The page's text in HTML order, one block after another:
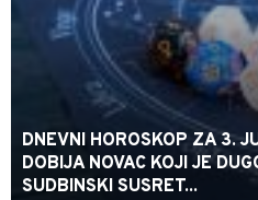
DNEVNI HOROSKOP ZA 3.
DOBIJA NOVAC KOJI JE
SUDBINSKI SUSRET...